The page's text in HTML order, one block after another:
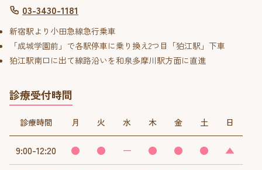
03-3430-1181
新宿駅より小田急線急行乗車
「成城学園前」で各駅停車に乗り換え2つ目「狛江駅」下車
狛江駅南口に出て線路沿いを和泉多摩川駅方面に直進
診療受付時間
診療時間 月 火 水 木 金 土 日
9:00-12:20 ● ● ー ● ● ● ▲